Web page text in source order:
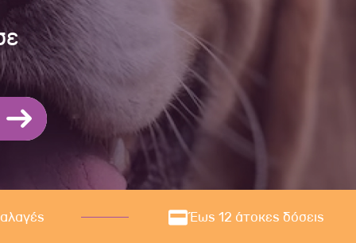
Έως 12 άτοκες δόσεις